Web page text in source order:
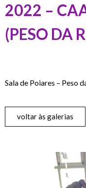
2022 –
(PESO DA
Sala de Poiares – Peso
voltar às galerias